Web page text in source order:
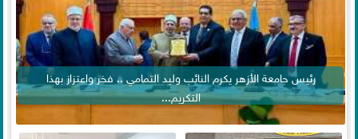
رئيس جامعة الأزهر يكرم النائب وليد التمامي .. فخر واعتزاز بهذا
التكريم...